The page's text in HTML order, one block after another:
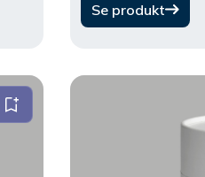
Se produkt